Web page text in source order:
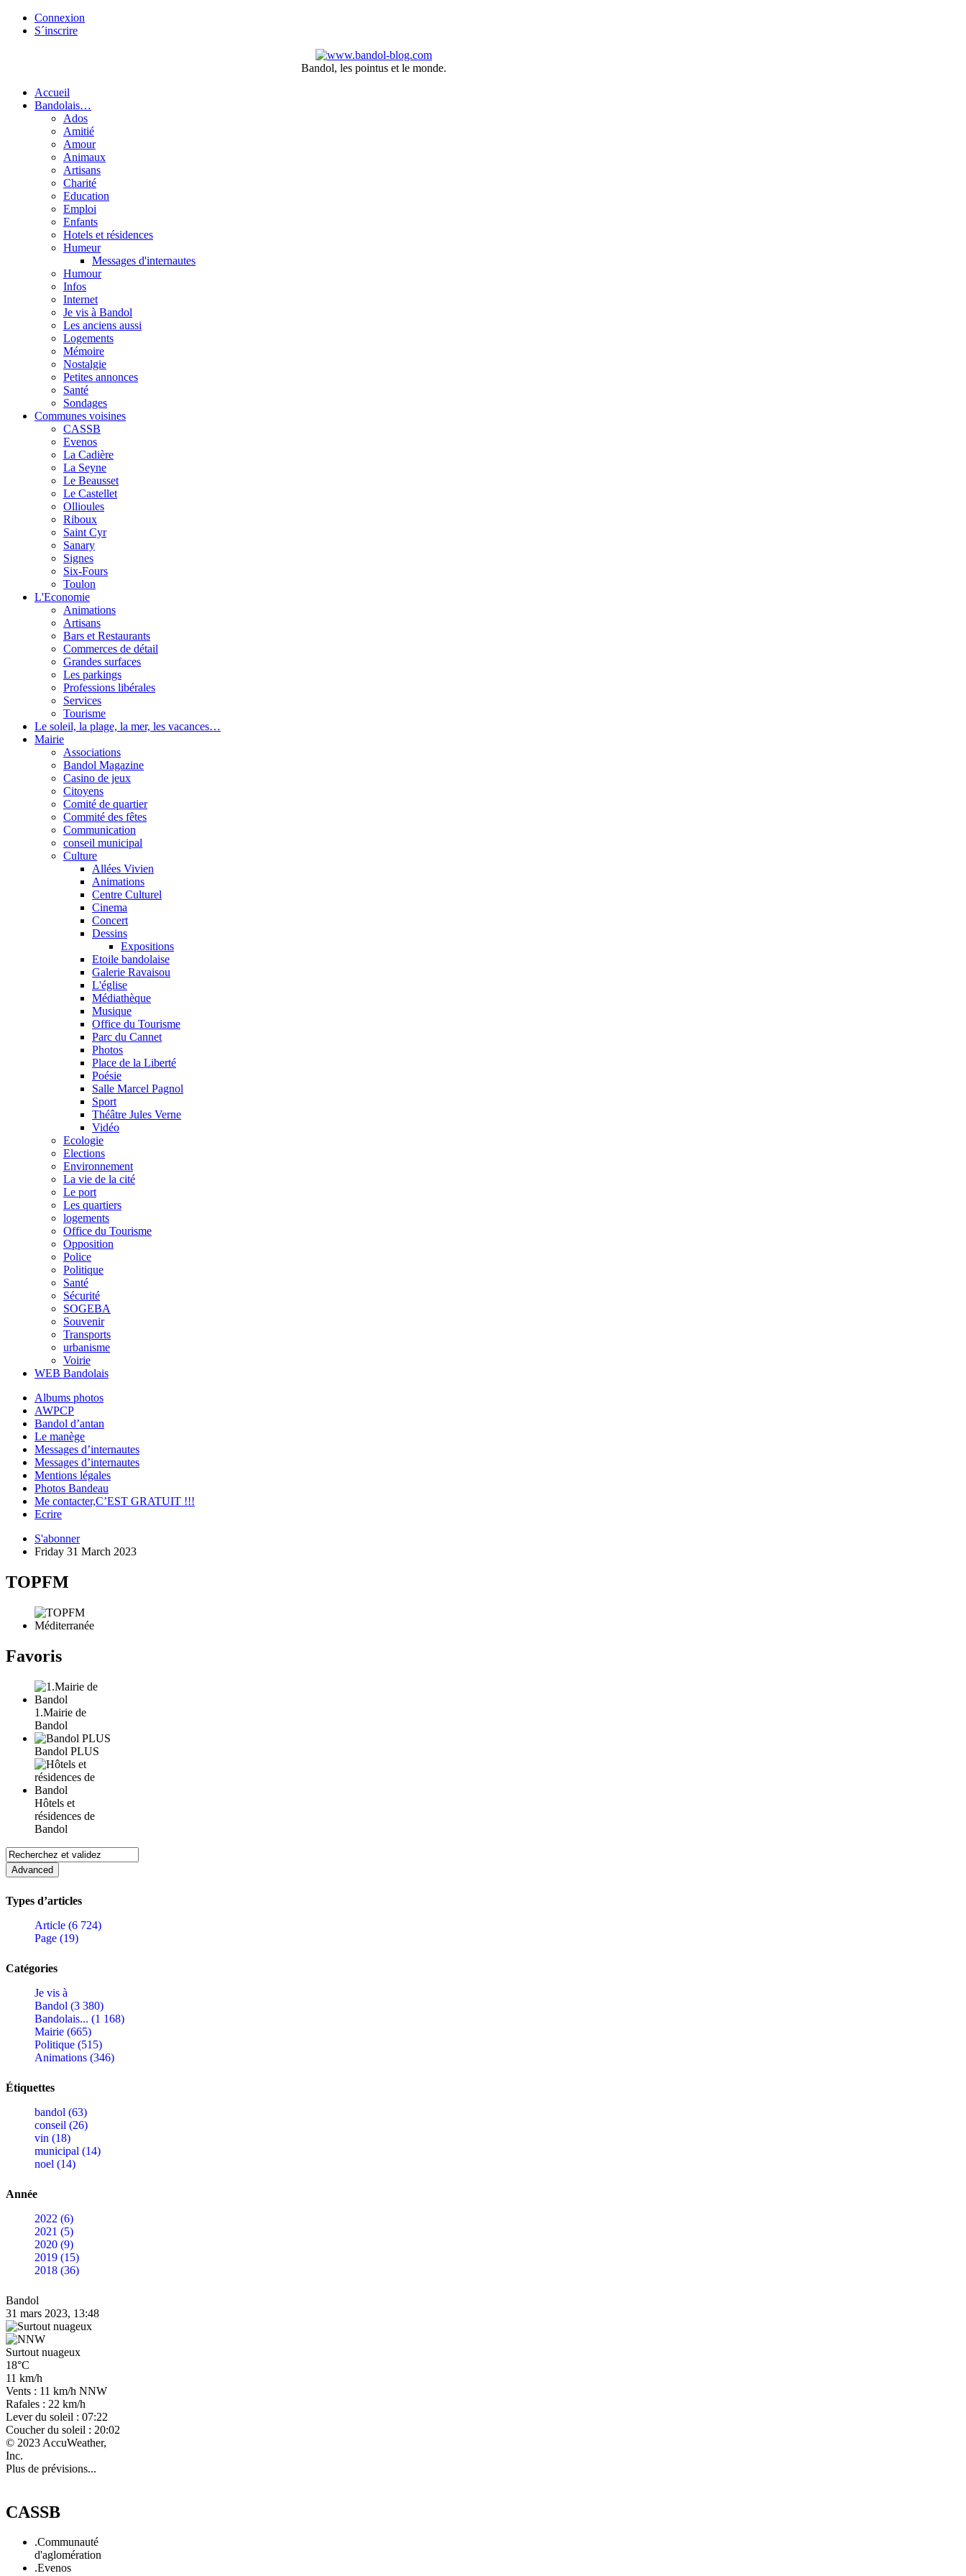
Connexion
S´inscrire
Bandol, les pointus et le monde.
Accueil
Bandolais…
Ados
Amitié
Amour
Animaux
Artisans
Charité
Education
Emploi
Enfants
Hotels et résidences
Humeur
Messages d'internautes
Humour
Infos
Internet
Je vis à Bandol
Les anciens aussi
Logements
Mémoire
Nostalgie
Petites annonces
Santé
Sondages
Communes voisines
CASSB
Evenos
La Cadière
La Seyne
Le Beausset
Le Castellet
Ollioules
Riboux
Saint Cyr
Sanary
Signes
Six-Fours
Toulon
L'Economie
Animations
Artisans
Bars et Restaurants
Commerces de détail
Grandes surfaces
Les parkings
Professions libérales
Services
Tourisme
Le soleil, la plage, la mer, les vacances…
Mairie
Associations
Bandol Magazine
Casino de jeux
Citoyens
Comité de quartier
Commité des fêtes
Communication
conseil municipal
Culture
Allées Vivien
Animations
Centre Culturel
Cinema
Concert
Dessins
Expositions
Etoile bandolaise
Galerie Ravaisou
L'église
Médiathèque
Musique
Office du Tourisme
Parc du Cannet
Photos
Place de la Liberté
Poésie
Salle Marcel Pagnol
Sport
Théâtre Jules Verne
Vidéo
Ecologie
Elections
Environnement
La vie de la cité
Le port
Les quartiers
logements
Office du Tourisme
Opposition
Police
Politique
Santé
Sécurité
SOGEBA
Souvenir
Transports
urbanisme
Voirie
WEB Bandolais
Albums photos
AWPCP
Bandol d’antan
Le manège
Messages d’internautes
Messages d’internautes
Mentions légales
Photos Bandeau
Me contacter,C’EST GRATUIT !!!
Ecrire
S'abonner
Friday 31 March 2023
TOPFM
Favoris
1.Mairie de
Bandol
Bandol PLUS
Hôtels et
résidences de
Bandol
Types d’articles
Article (6 724)
Page (19)
Catégories
Je vis à
Bandol (3 380)
Bandolais... (1 168)
Mairie (665)
Politique (515)
Animations (346)
Étiquettes
bandol (63)
conseil (26)
vin (18)
municipal (14)
noel (14)
Année
2022 (6)
2021 (5)
2020 (9)
2019 (15)
2018 (36)
Bandol
31 mars 2023, 13:48
Surtout nuageux
18°C
11 km/h
Vents : 11 km/h NNW
Rafales : 22 km/h
Lever du soleil : 07:22
Coucher du soleil : 20:02
© 2023 AccuWeather,
Inc.
Plus de prévisions...
CASSB
.Communauté
d'aglomération
.Evenos